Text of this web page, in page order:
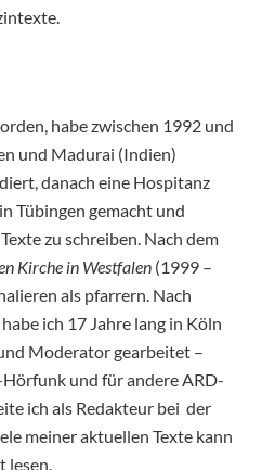
habe zwischen 1992 und
und Madurai (Indien)
danach eine Hospitanz
Tübingen gemacht und
zu schreiben. Nach dem
Kirche in Westfalen (1999 –
als pfarrern. Nach
ich 17 Jahre lang in Köln
Moderator gearbeitet –
und für andere ARD-
ich als Redakteur bei der
meiner aktuellen Texte kann
lesen.